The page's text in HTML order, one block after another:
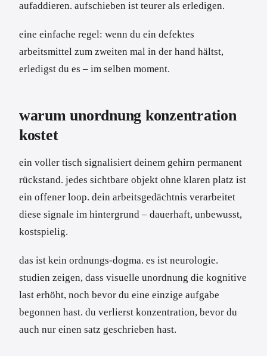
aufaddieren. aufschieben ist teurer als erledigen.
eine einfache regel: wenn du ein defektes
arbeitsmittel zum zweiten mal in der hand hältst,
erledigst du es – im selben moment.
warum unordnung konzentration
kostet
ein voller tisch signalisiert deinem gehirn permanent
rückstand. jedes sichtbare objekt ohne klaren platz ist
ein offener loop. dein arbeitsgedächtnis verarbeitet
diese signale im hintergrund – dauerhaft, unbewusst,
kostspielig.
das ist kein ordnungs-dogma. es ist neurologie.
studien zeigen, dass visuelle unordnung die kognitive
last erhöht, noch bevor du eine einzige aufgabe
begonnen hast. du verlierst konzentration, bevor du
auch nur einen satz geschrieben hast.